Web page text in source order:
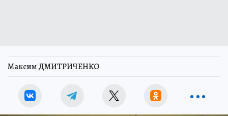
Максим ДМИТРИЧЕНКО